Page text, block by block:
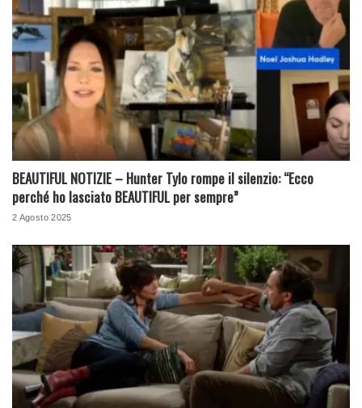
BEAUTIFUL NOTIZIE – Hunter Tylo rompe il silenzio: “Ecco
perché ho lasciato BEAUTIFUL per sempre”
2 Agosto 2025